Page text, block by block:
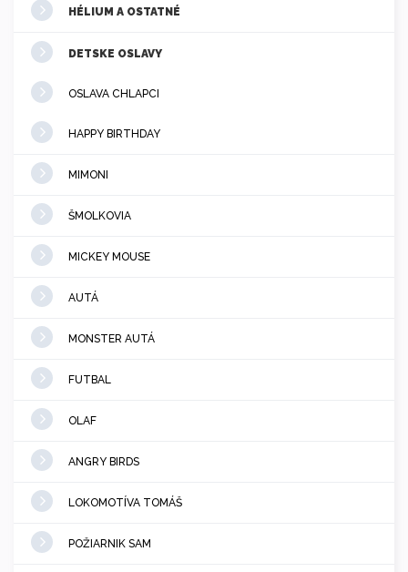
HÉLIUM A OSTATNÉ
DETSKE OSLAVY
OSLAVA CHLAPCI
HAPPY BIRTHDAY
MIMONI
ŠMOLKOVIA
MICKEY MOUSE
AUTÁ
MONSTER AUTÁ
FUTBAL
OLAF
ANGRY BIRDS
LOKOMOTÍVA TOMÁŠ
POŽIARNIK SAM